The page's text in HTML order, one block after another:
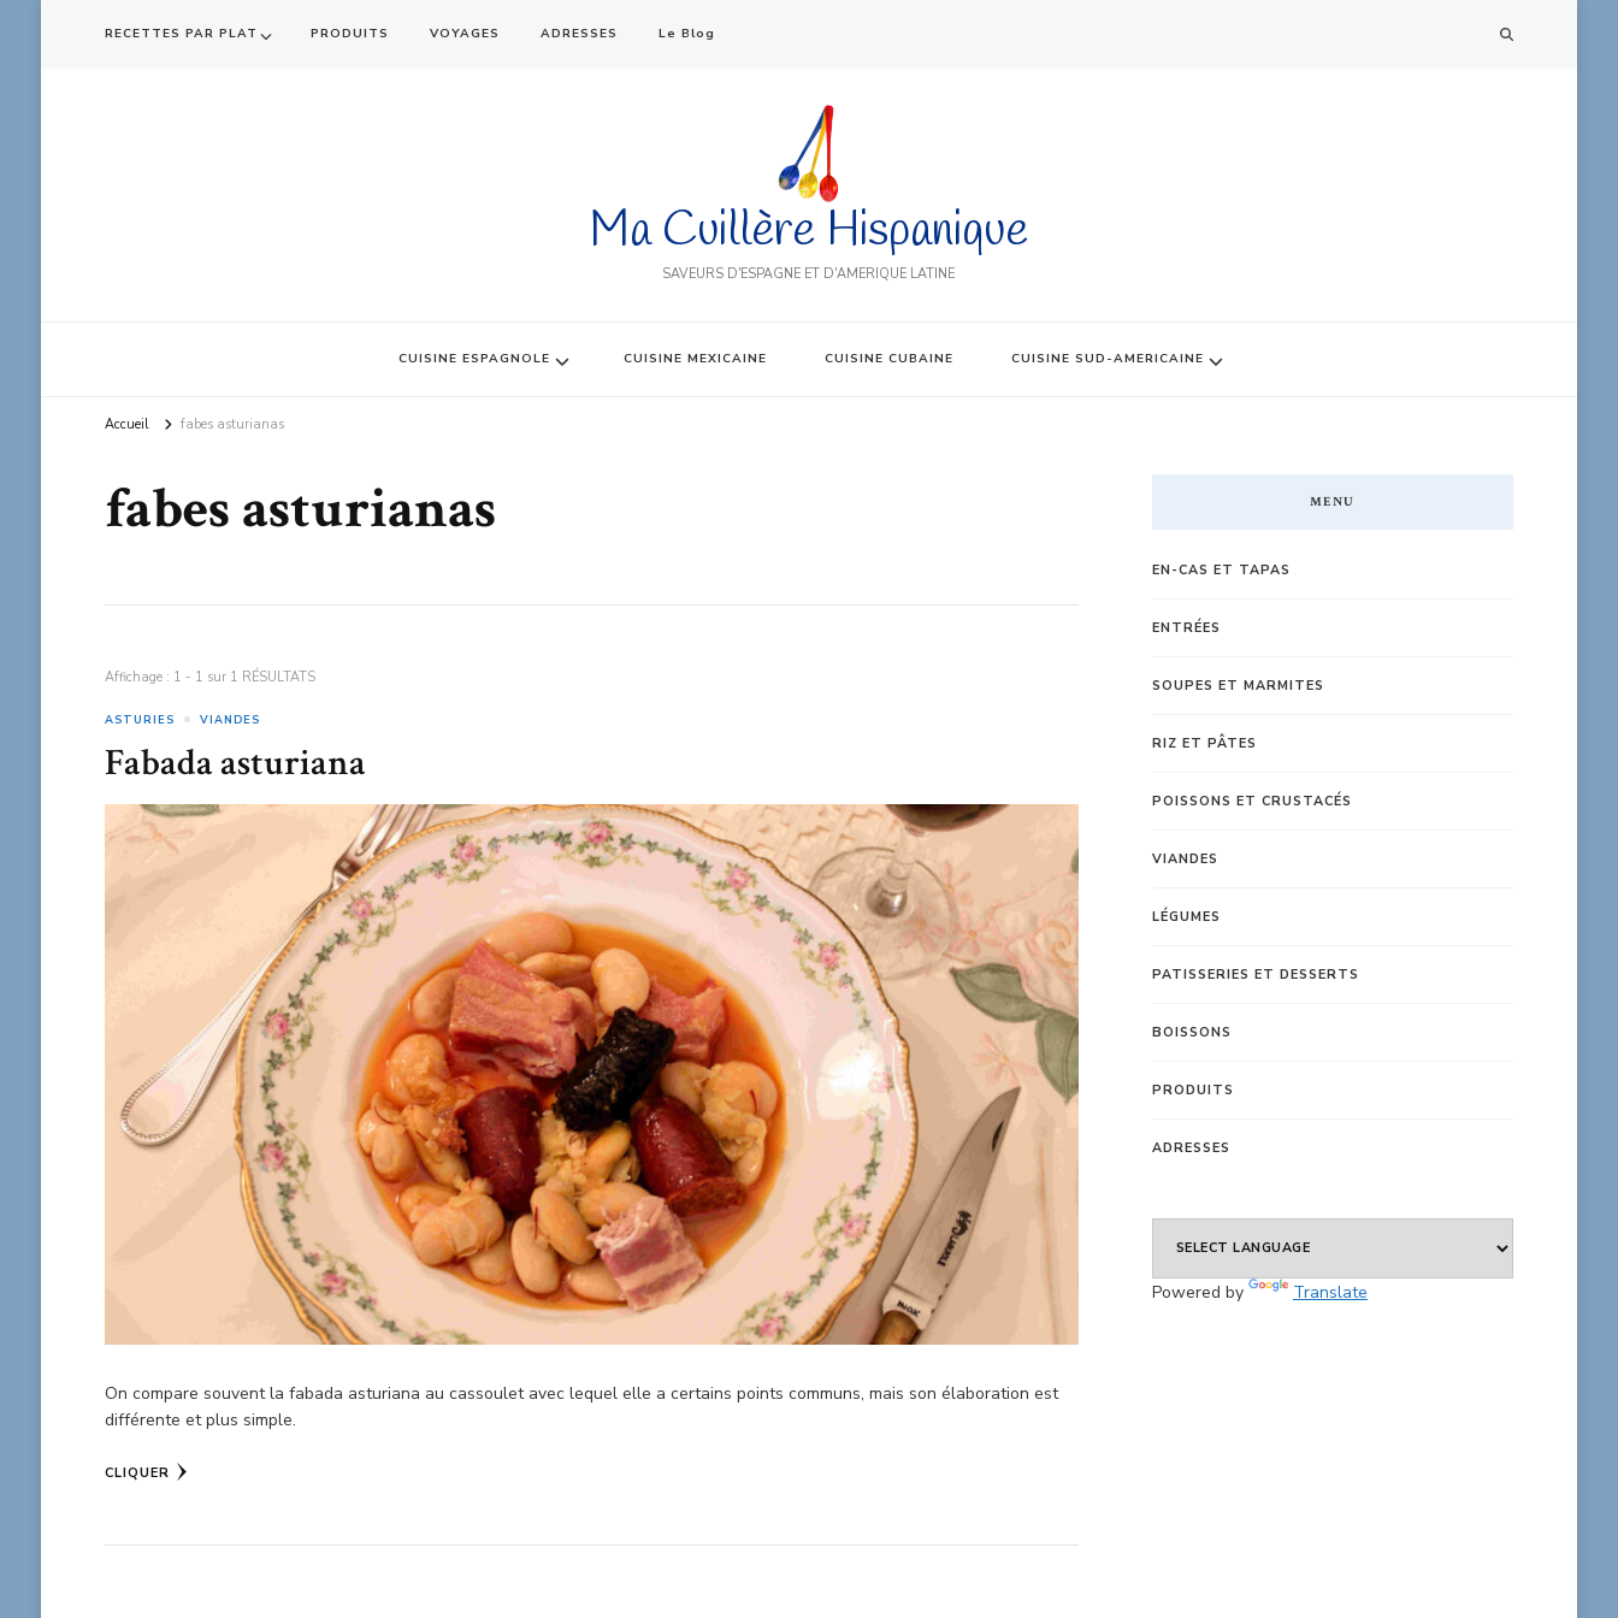
RECETTES PAR PLAT PRODUITS VOYAGES ADRESSES Le Blog
Ma Cuillère Hispanique
SAVEURS D'ESPAGNE ET D'AMERIQUE LATINE
CUISINE ESPAGNOLE CUISINE MEXICAINE CUISINE CUBAINE CUISINE SUD-AMERICAINE
Accueil fabes asturianas
fabes asturianas
Affichage : 1 - 1 sur 1 RÉSULTATS
ASTURIES VIANDES
Fabada asturiana
On compare souvent la fabada asturiana au cassoulet avec lequel elle a certains points communs, mais son élaboration est
différente et plus simple.
CLIQUER
MENU
EN-CAS ET TAPAS
ENTRÉES
SOUPES ET MARMITES
RIZ ET PÂTES
POISSONS ET CRUSTACÉS
VIANDES
LÉGUMES
PATISSERIES ET DESSERTS
BOISSONS
PRODUITS
ADRESSES
Powered by Translate